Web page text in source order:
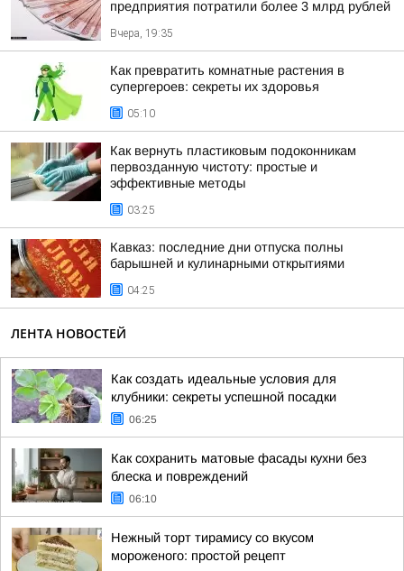
предприятия потратили более 3 млрд рублей
Вчера, 19:35
Как превратить комнатные растения в
супергероев: секреты их здоровья
05:10
Как вернуть пластиковым подоконникам
первозданную чистоту: простые и
эффективные методы
03:25
Кавказ: последние дни отпуска полны
барышней и кулинарными открытиями
04:25
ЛЕНТА НОВОСТЕЙ
Как создать идеальные условия для
клубники: секреты успешной посадки
06:25
Как сохранить матовые фасады кухни без
блеска и повреждений
06:10
Нежный торт тирамису со вкусом
мороженого: простой рецепт